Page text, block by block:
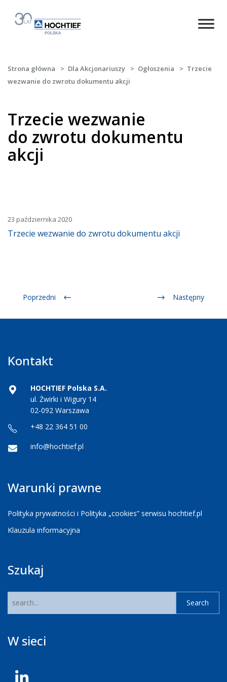
Strona główna > Dla Akcjonariuszy > Ogłoszenia > Trzecie
wezwanie do zwrotu dokumentu akcji
Trzecie wezwanie
do zwrotu dokumentu
akcji
23 października 2020
Trzecie wezwanie do zwrotu dokumentu akcji
Poprzedni Następny
Kontakt
HOCHTIEF Polska S.A.
ul. Żwirki i Wigury 14
02-092 Warszawa
+48 22 364 51 00
info@hochtief.pl
Warunki prawne
Polityka prywatności i Polityka „cookies” serwisu hochtief.pl
Klauzula informacyjna
Szukaj
W sieci